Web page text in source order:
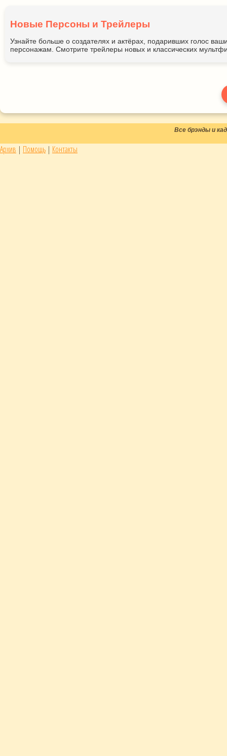
Новые Персоны и Трейлеры
Узнайте больше о создателях и актёрах, подаривших голос
персонажам. Смотрите трейлеры новых и классических
Все брэнды и
Архив | Помощь | Контакты